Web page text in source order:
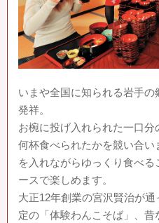
いまや全国に知られる岩手
発祥。
お椀に投げ入れられた一口分
何杯食べられたかを競い合
を入れながらゆっくり食べ
ースで楽しめます。
大正12年創業の宮沢賢治が
定の「体験わんこそば」、